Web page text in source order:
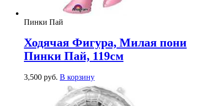
Пинки Пай
Ходячая Фигура, Милая пони
Пинки Пай, 119см
3,500 руб. В корзину